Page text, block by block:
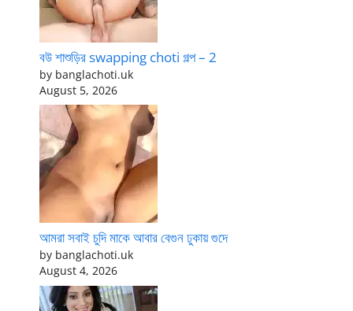
বউ শাশুড়ির swapping choti গল্প – 2
by banglachoti.uk
August 5, 2026
আমরা সবাই চুদি মাকে আবার বেগুন ঢুকায় গুদে
by banglachoti.uk
August 4, 2026